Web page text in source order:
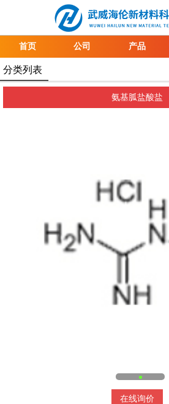
首页 公司 产品
分类列表
氨基胍盐酸盐
在线询价